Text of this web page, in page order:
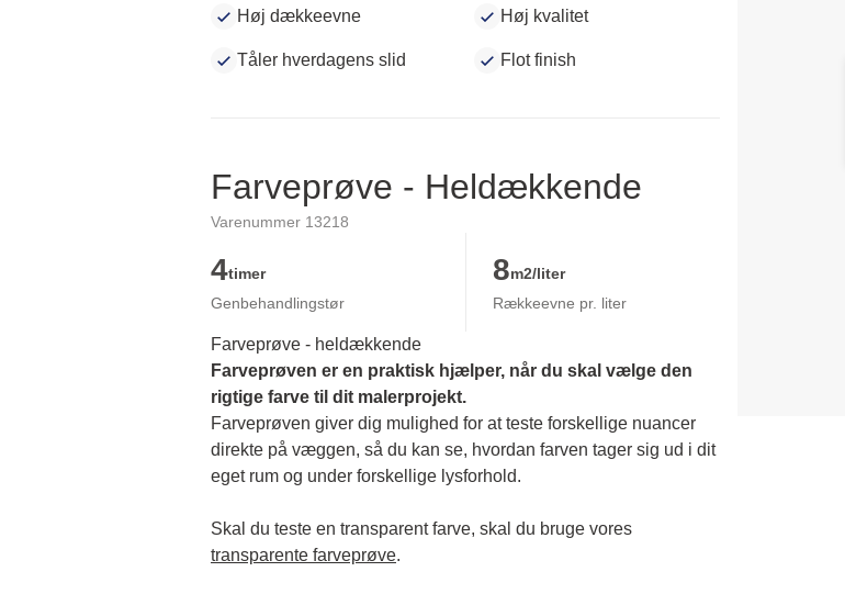
Høj dækkeevne
Høj kvalitet
Tåler hverdagens slid Flot finish
Farveprøve - Heldækkende
Varenummer 13218
4timer
Genbehandlingstør
8m2/liter
Rækkeevne pr. liter
Farveprøve - heldækkende
Farveprøven er en praktisk hjælper, når du skal vælge den
rigtige farve til dit malerprojekt.
Farveprøven giver dig mulighed for at teste forskellige nuancer
direkte på væggen, så du kan se, hvordan farven tager sig ud i dit
eget rum og under forskellige lysforhold.
transparente farveprøve.